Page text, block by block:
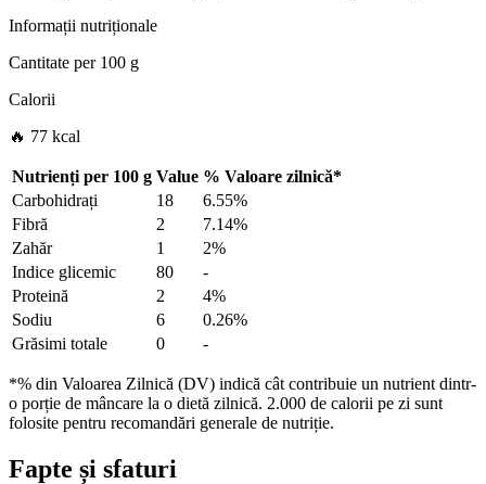
Informații nutriționale
Cantitate per100 g
Calorii
🔥 77 kcal
Nutrienți per 100 g Value % Valoare zilnică*
Carbohidrați
18
6.55%
Fibră
2
7.14%
Zahăr
1
2%
Indice glicemic
80
-
Proteină
2
4%
Sodiu
6
0.26%
Grăsimi totale
0 -
*% din Valoarea Zilnică (DV) indică cât contribuie un nutrient dintr-
o porție de mâncare la o dietă zilnică. 2.000 de calorii pe zi sunt
folosite pentru recomandări generale de nutriție.
Fapte și sfaturi